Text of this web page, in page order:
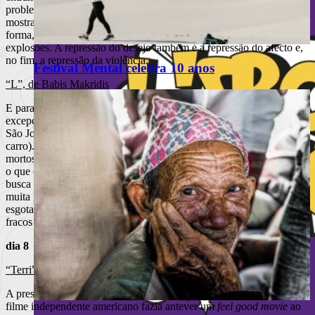
Festival Mental celebra 10 anos
problema de “Stillleben”: o mecanismo está completamente à
mostra. Em compensação, é um drama em surdina, o que é, de certa
forma, refrescante: não há grandes confrontos, nem quaisquer
explosões. A repressão do desejo também é a repressão do afecto e,
no fim, a repressão da violência.
“L”, de Babis Makridis
E para confirmar a regra na competição internacional, uma
excepção:
(repete dia 5 de maio, sábado, às 16h00, no Cinema
São Jorge) não é sobre a família (embora esta circule por lá, de
carro). Na verdade, entre lutas condutores de carros emotards,
mortos que são ursos, distribuidores de mel, é difícil perceber sobre
o que é. Procurando o absurdo pelo absurdo (não é sátira, nem
busca qualquer aproximação à realidade), “L” peca por não ter
muita graça (apesar de alguns momentos interessantes, que se
esgotam rapidamente), nem ter grandes ideias de Cinema. Dos mais
fracos da competição.
dia 8
“Terri”, de Azarel Jacobs
A presença de John C. Reilly indiciava uma comédia, a aura de
filme independente americano fazia antever umfeel good movie ao